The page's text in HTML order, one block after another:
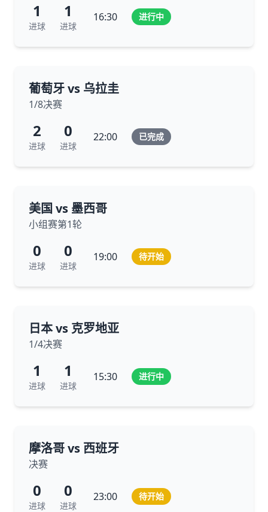
1
进球
1
进球
16:30 进行中
葡萄牙 vs 乌拉圭
1/8决赛
2
进球
0
进球
22:00 已完成
美国 vs 墨西哥
小组赛第1轮
0
进球
0
进球
19:00 待开始
日本 vs 克罗地亚
1/4决赛
1
进球
1
进球
15:30 进行中
摩洛哥 vs 西班牙
决赛
0
进球
0
进球
23:00 待开始